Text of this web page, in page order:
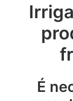
NOTÍCIAS
JANELA DO
É